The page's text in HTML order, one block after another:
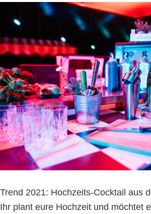
Trend 2021: Hochzeits-Cocktail aus
Ihr plant eure Hochzeit und möchtet